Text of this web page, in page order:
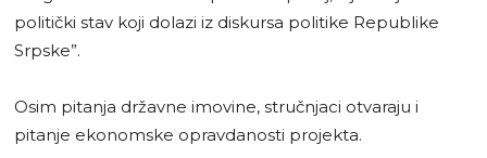
politički stav koji dolazi iz diskursa politike Republike
Srpske”.
Osim pitanja državne imovine, stručnjaci otvaraju i
pitanje ekonomske opravdanosti projekta.